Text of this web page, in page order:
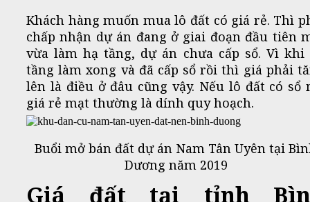
Khách hàng muốn mua lô đất có giá rẻ. Thì
chấp nhận dự án đang ở giai đoạn đầu tiên
vừa làm hạ tầng, dự án chưa cấp sổ. Vì khi
tầng làm xong và đã cấp sổ rồi thì giá phải
lên là điều ở đâu cũng vậy. Nếu lô đất có sổ
giá rẻ mạt thường là dính quy hoạch.
Buổi mở bán đất dự án Nam Tân Uyên tại
Dương năm 2019
Giá đất tại tỉnh